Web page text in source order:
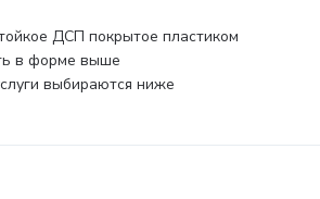
ДСП покрытое пластиком
в форме выше
выбираются ниже